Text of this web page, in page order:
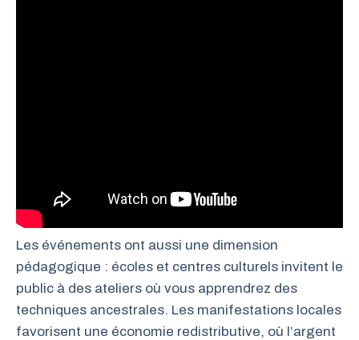
Les événements ont aussi une dimension
pédagogique : écoles et centres culturels invitent le
public à des ateliers où vous apprendrez des
techniques ancestrales. Les manifestations locales
favorisent une économie redistributive, où l’argent